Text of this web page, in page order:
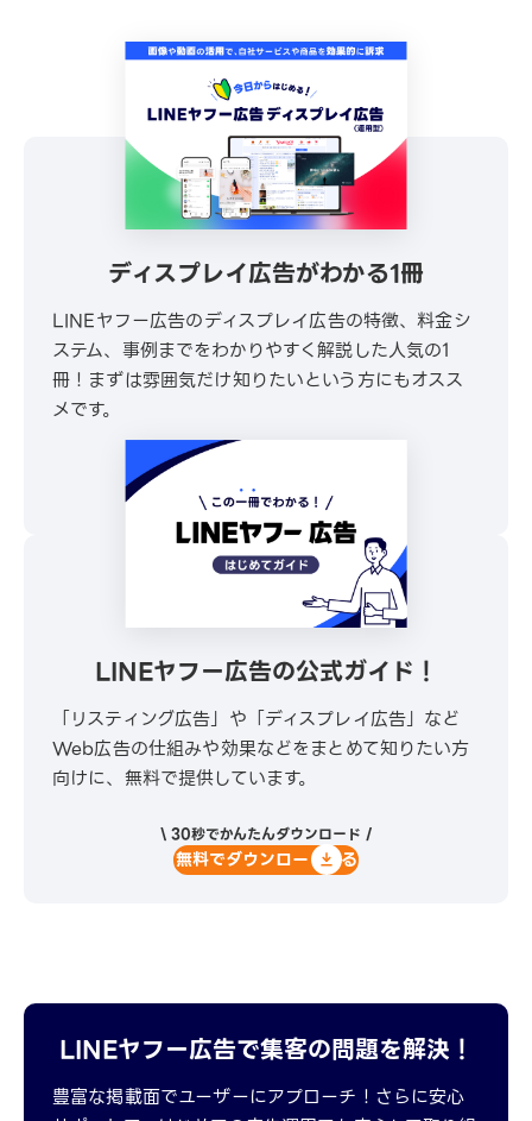
ディスプレイ広告がわかる1冊
LINEヤフー広告のディスプレイ広告の特徴、料金シ
ステム、事例までをわかりやすく解説した人気の1
冊！まずは雰囲気だけ知りたいという方にもオスス
メです。
\ 30秒でかんたんダウンロード /
無料でダウンロードする
LINEヤフー広告の公式ガイド！
「リスティング広告」や「ディスプレイ広告」など
Web広告の仕組みや効果などをまとめて知りたい方
向けに、無料で提供しています。
\ 30秒でかんたんダウンロード /
無料でダウンロードする
LINEヤフー広告で集客の問題を解決！
豊富な掲載面でユーザーにアプローチ！さらに安心